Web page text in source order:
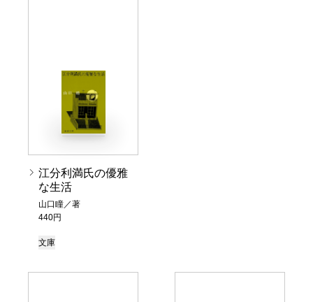
江分利満氏の優雅
な生活
山口瞳／著
440円
文庫